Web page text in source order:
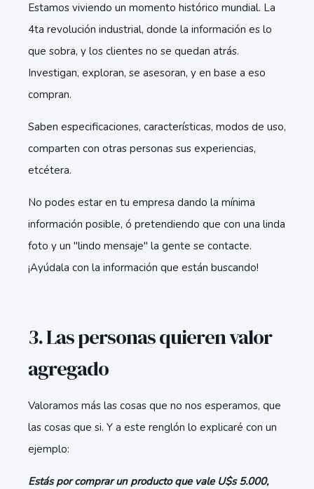
Estamos viviendo un momento histórico mundial. La
4ta revolución industrial, donde la información es lo
que sobra, y los clientes no se quedan atrás.
Investigan, exploran, se asesoran, y en base a eso
compran.
Saben especificaciones, características, modos de uso,
comparten con otras personas sus experiencias,
etcétera.
No podes estar en tu empresa dando la mínima
información posible, ó pretendiendo que con una linda
foto y un "lindo mensaje" la gente se contacte.
¡Ayúdala con la información que están buscando!
3. Las personas quieren valor
agregado
Valoramos más las cosas que no nos esperamos, que
las cosas que si. Y a este renglón lo explicaré con un
ejemplo:
Estás por comprar un producto que vale U$s 5.000,